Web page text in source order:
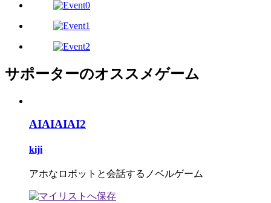
サポーターのオススメゲーム
AIAIAIAI2
kiji
アホなロボットと会話するノベルゲーム